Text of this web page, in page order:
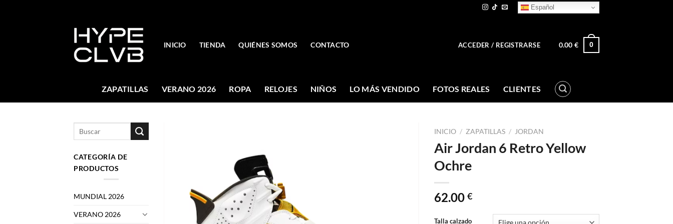
Español
INICIO TIENDA QUIÉNES SOMOS CONTACTO ACCEDER / REGISTRARSE 0.00€ 0
ZAPATILLAS VERANO 2026 ROPA RELOJES NIÑOS LO MÁS VENDIDO FOTOS REALES CLIENTES
CATEGORÍA DE
PRODUCTOS
MUNDIAL 2026
VERANO 2026
INICIO / ZAPATILLAS / JORDAN
Air Jordan 6 Retro Yellow
Ochre
62.00 €
Talla calzado